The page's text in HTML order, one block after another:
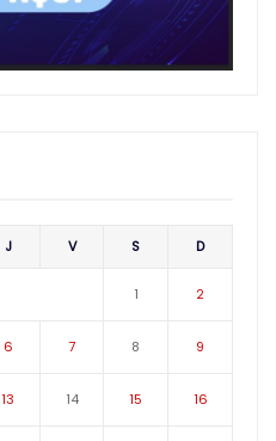
J V S D
1 2
6 7 8 9
13 14 15 16